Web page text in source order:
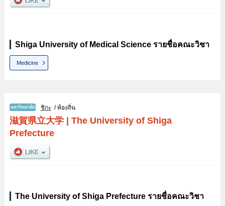
Shiga University of Medical Science รายชื่อคณะวิชา
Medicine
ชิกะ/ ท้องถิ่น
滋賀県立大学| The University of Shiga
Prefecture
The University of Shiga Prefecture รายชื่อคณะวิชา